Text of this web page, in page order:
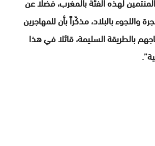
بالبلاد، مذكّراً بأن للمهاجرين
بالطريقة السليمة، قائلا في هذا